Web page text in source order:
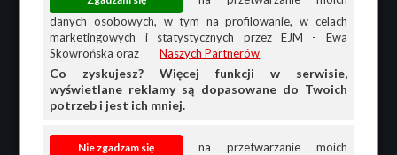
danych osobowych, w tym na profilowanie, w celach
marketingowych i statystycznych przez EJM - Ewa
Skowrońska oraz
Naszych Partnerów
Co zyskujesz? Więcej funkcji w serwisie,
wyświetlane reklamy są dopasowane do Twoich
potrzeb i jest ich mniej.
na przetwarzanie moich